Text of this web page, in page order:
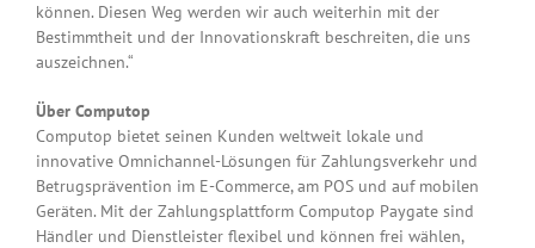
können. Diesen Weg werden wir auch weiterhin mit der
Bestimmtheit und der Innovationskraft beschreiten, die uns
auszeichnen.“
Über Computop
Computop bietet seinen Kunden weltweit lokale und
innovative Omnichannel-Lösungen für Zahlungsverkehr und
Betrugsprävention im E-Commerce, am POS und auf mobilen
Geräten. Mit der Zahlungsplattform Computop Paygate sind
Händler und Dienstleister flexibel und können frei wählen,